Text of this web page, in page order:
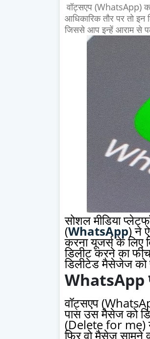
वॉट्सएप (WhatsApp)
आधिकारिक तौर पर तो
जिससे आप इन्हें आराम से
सोशल मीडिया
(WhatsApp) ने
करना यूजर्स के
डिलीट करने का
डिलीटेड मैसेजेज को
WhatsApp
वॉट्सएप
पास उस मैसेज को
(Delete for me)
फिर वो मैसेज सामने